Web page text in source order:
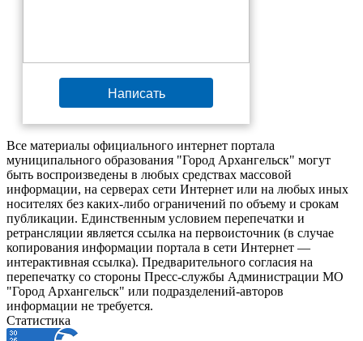
Написать
Все материалы официального интернет портала
муниципального образования "Город Архангельск" могут
быть воспроизведены в любых средствах массовой
информации, на серверах сети Интернет или на любых иных
носителях без каких-либо ограничений по объему и срокам
публикации. Единственным условием перепечатки и
ретрансляции является ссылка на первоисточник (в случае
копирования информации портала в сети Интернет —
интерактивная ссылка). Предварительного согласия на
перепечатку со стороны Пресс-службы Администрации МО
"Город Архангельск" или подразделений-авторов
информации не требуется.
Статистика